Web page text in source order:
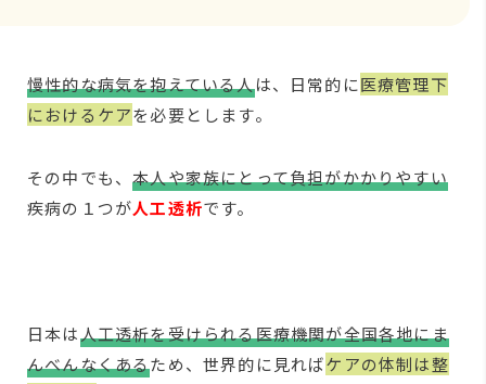
慢性的な病気を抱えている人は、日常的に医療管理下
におけるケアを必要とします。
その中でも、本人や家族にとって負担がかかりやすい
疾病の１つが人工透析です。
日本は人工透析を受けられる医療機関が全国各地にま
んべんなくあるため、世界的に見ればケアの体制は整